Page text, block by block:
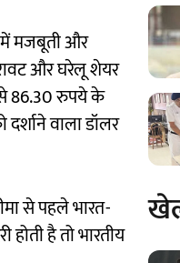
में मजबूती और
और घरेलू शेयर
से 86.30 रुपये के
वाला डॉलर
से पहले भारत-
होती है तो भारतीय